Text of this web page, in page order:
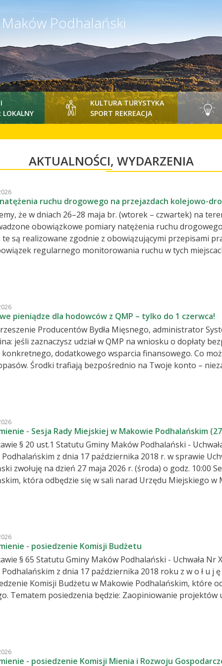
Podhalański
LOKALNY
KULTURA TURYSTYKA
SPORT REKREACJA
AKTUALNOŚCI, WYDARZENIA
ruchu drogowego na przejazdach kolejowo-
że w dniach 26–28 maja br. (wtorek – czwartek) na
obowiązkowe pomiary natężenia ruchu
te są realizowane zgodnie z obowiązującymi przepisami
regularnego monitorowania ruchu w tych miejscach. Celem badania jest zebranie
Prosimy o zachowanie szczególnej ostrożności w rejonie
wobec osób wykonujących pomiary.
pieniądze dla hodowców z QMP – tylko do 1 czerwca!
Producentów Bydła Mięsnego, administrator
jeśli zaznaczysz udział w QMP na wniosku o dopłaty
dodatkowego wsparcia finansowego. Co możesz zyskać? Dopłaty bezpośrednie do
Środki trafiają bezpośrednio na Twoje konto – niezależnie
QMP we wniosku. Oznacza to, że spełniasz już
uzyskania dodatkowej płatności, nie rezygnując przy tym
- Sesja Rady Miejskiej w Makowie Podhalańskim
§ 20 ust.1 Statutu Gminy Maków Podhalański -
z dnia 17 października 2018 r. w sprawie
Miejskiej w Makowie
która odbędzie się w sali narad Urzędu Miejskiego
Finansowej Gminy Maków
- posiedzenie Komisji Budżetu
§ 65 Statutu Gminy Maków Podhalański - Uchwała Nr
z dnia 17 października 2018 roku z w o ł u j ę na dzień 27 maja 2026 r. /środa/ o godz.
uchwały
udzielenia dotacji celowej na modernizację budynku remizy
- posiedzenie Komisji Mienia i Rozwoju